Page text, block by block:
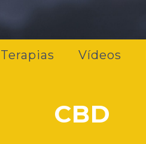
Terapias Vídeos
CBD